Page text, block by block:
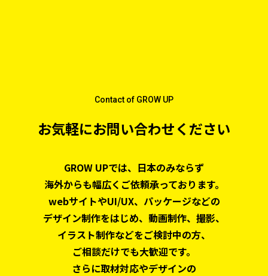
お気軽にお問い合わせください
Contact of GROW UP
GROW UPでは、日本のみならず
海外からも幅広くご依頼承っております。
webサイトやUI/UX、パッケージなどの
デザイン制作をはじめ、 動画制作、撮影、
イラスト制作などをご検討中の方、
ご相談だけでも大歓迎です。
さらに取材対応やデザインの